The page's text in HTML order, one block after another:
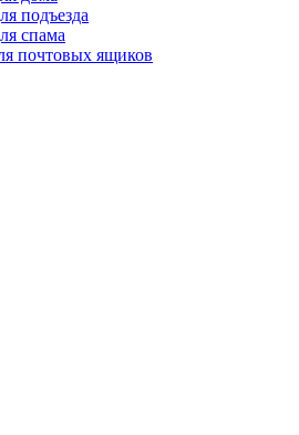
подъезда
спама
почтовых ящиков